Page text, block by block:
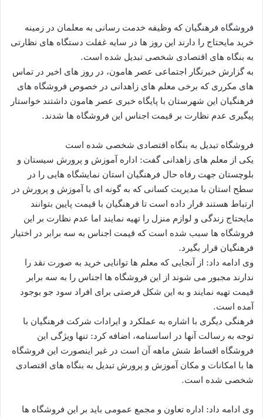
فروشگاه فرهنگیان که وظیفه خدمت رسانی به معلمان در زمینه
خرید مایحتاج را دارند این روز ها در سایه غفلت دستگاه های نظارتی
به بنگاه های اقتصادی شخصی تبدیل شده است.
به گزارش خبرنگار اجتماعی عصر هامون، در روز های اخیر در تماس
های مکرری که برخی معلم های زاهدانی در خصوص فروشگاه های
فرهنگیان این شهرستان با پایگاه خبری عصر هامون داشتند خواستار
پیگیری عدم نظارت بر قیمت اجناس این فروشگاه ها شدند.
فروشگاه تبدیل به بنگاه اقتصادی شخصی شده است
یکی از معلم های زاهدانی گفت: اداره آموزش و پرورش سیستان و
بلوچستان جهت رفاه حال فرهنگیان استان نمایشگاه هایی را در
سطح استان با مدیریت کسانی که به گونه ای با آموزش و پرورش در
ارتباط هستند قرار داده است تا فرهنگیان با قیمت پایین بتوانند
مایحتاج زندگی و لوازم منزل را تهیه نمایند اما عدم نظارت بر این
فروشگاه ها سبب شده است که قیمت اجناس به سه برابر در اختیار
فرهنگیان قرار بگیرد.
وی ادامه داد: از آنجایی که معلم ها توانایی خرید به صورت نقد را
ندارند مجبور می شوند از این فروشگاه ها اجناس را به سه برابر
قیمت تهیه نمایند و به این شکل فرصتی برای افراد سود جو بوجود
آمده است.
فرهنگی دیگری با اشاره به عملکرد و ایرادات شرکت فرهنگیان با
توجه به رسالت آنها در اساسنامه، اضافه کرد: تنها ویژگی این
فروشگاه اقساط شش ماهه آن است در غیر اینصورت این فروشگاه
ها با امکانات و مکان آموزش و پرورش تبدیل به بنگاه های اقتصادی
شخصی شده است.
وی ادامه داد: اداره تعاون و مجمع عمومی باید بر این فروشگاه ها